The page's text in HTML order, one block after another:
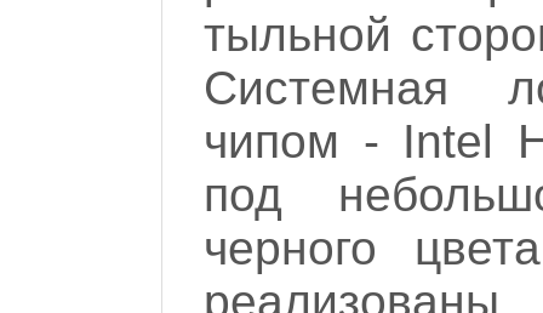
тыльной
Системная
чипом - Intel
под
черного